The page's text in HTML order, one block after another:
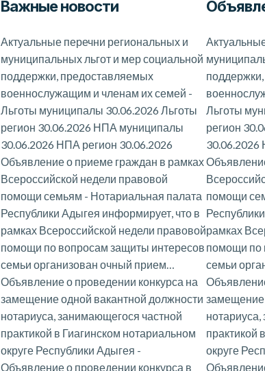
Важные новости
Актуальные перечни региональных и
муниципальных льгот и мер социальной
поддержки, предоставляемых
военнослужащим и членам их семей -
Льготы муниципалы 30.06.2026 Льготы
регион 30.06.2026 НПА муниципалы
30.06.2026 НПА регион 30.06.2026
Объявление о приеме граждан в рамках
Всероссийской недели правовой
помощи семьям - Нотариальная палата
Республики Адыгея информирует, что в
рамках Всероссийской недели правовой
помощи по вопросам защиты интересов
семьи организован очный прием…
Объявление о проведении конкурса на
замещение одной вакантной должности
нотариуса, занимающегося частной
практикой в Гиагинском нотариальном
округе Республики Адыгея -
Объявление о проведении конкурса в
Льготы
регион
30.06.2026
помощи
рамках
помощи по
семьи
замещение
практикой
округе